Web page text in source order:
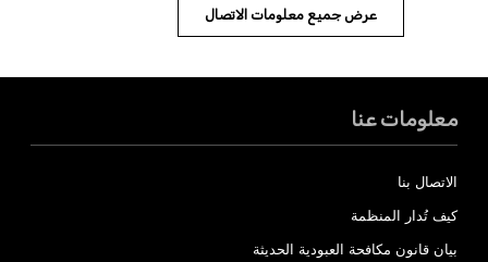
عرض جميع معلومات الاتصال
معلومات عنا
الاتصال بنا
كيف تُدار المنظمة
بيان قانون مكافحة العبودية الحديثة